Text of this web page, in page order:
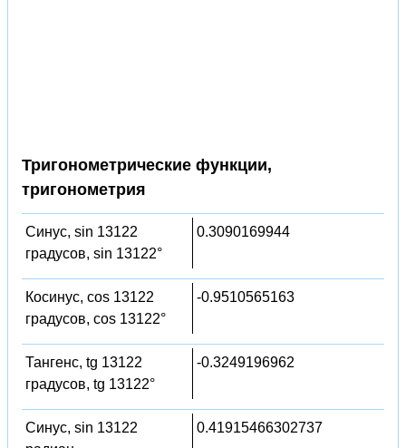
Тригонометрические функции,
тригонометрия
Синус, sin 13122
градусов, sin 13122°
0.3090169944
Косинус, cos 13122
градусов, cos 13122°
-0.9510565163
Тангенс, tg 13122
градусов, tg 13122°
-0.3249196962
Синус, sin 13122
0.41915466302737